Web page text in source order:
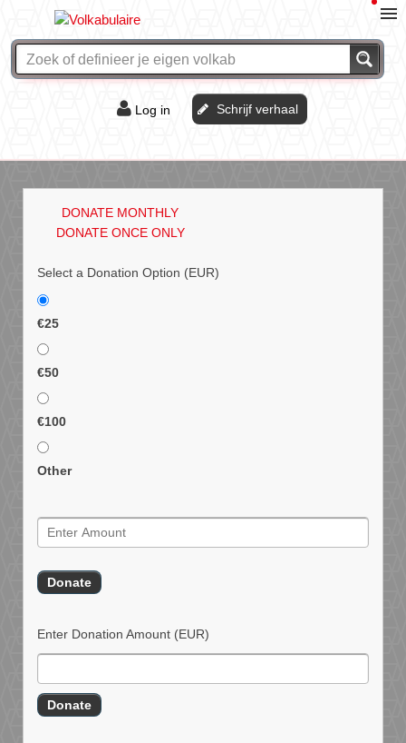
Log in Schrijf verhaal
DONATE MONTHLY
DONATE ONCE ONLY
Select a Donation Option (EUR)
€25
€50
€100
Other
Enter Donation Amount (EUR)